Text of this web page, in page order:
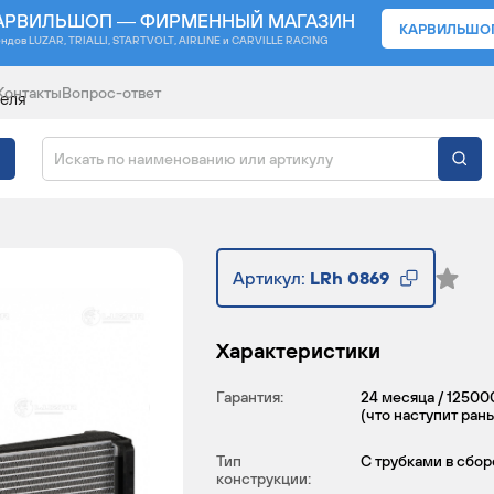
— ФИРМЕННЫЙ МАГАЗИН
LUZAR, TRIALLI, STARTVOLT, AIRLINE и CARVILLE RACING
Вопрос-ответ
ДЛЯ А/М
Артикул: LRh 0869
Характеристики
Гарантия:
24 месяца /
(что наступит
Тип
конструкции:
С трубками в